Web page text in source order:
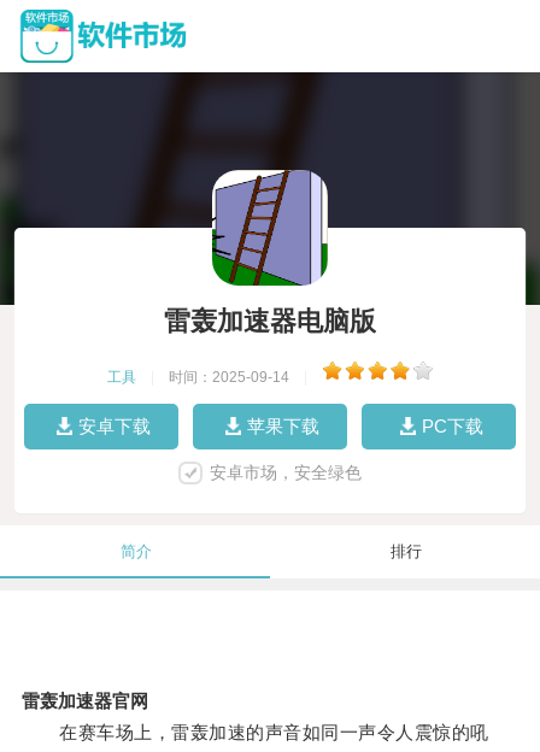
雷轰加速器电脑版
工具 时间：2025-09-14
安卓下载 苹果下载 PC下载
安卓市场，安全绿色
简介 排行
雷轰加速器官网
在赛车场上，雷轰加速的声音如同一声令人震惊的吼